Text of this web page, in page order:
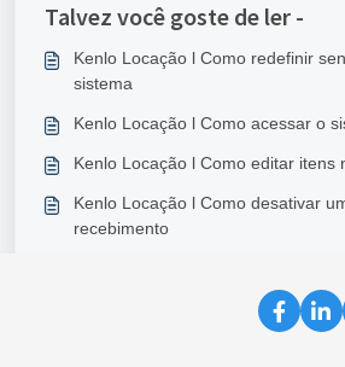
Talvez você goste de ler -
Kenlo Locação l Como redefinir
sistema
Kenlo Locação l Como acessar o
Kenlo Locação l Como editar itens
Kenlo Locação l Como desativar
recebimento